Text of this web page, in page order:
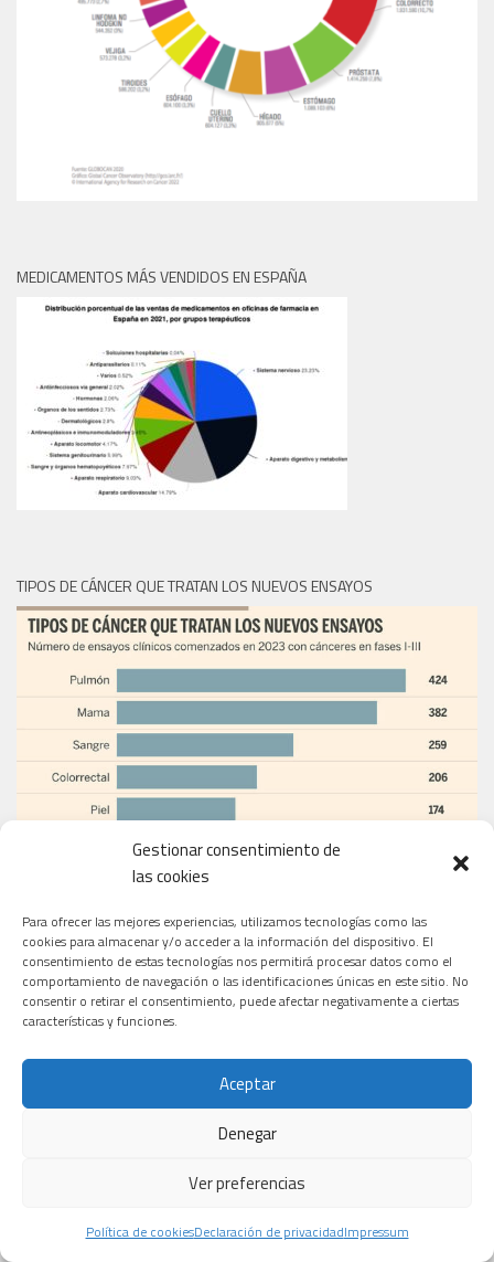
Gestionar consentimiento de
las cookies
Para ofrecer las mejores experiencias, utilizamos tecnologías como las
cookies para almacenar y/o acceder a la información del dispositivo. El
consentimiento de estas tecnologías nos permitirá procesar datos como el
comportamiento de navegación o las identificaciones únicas en este sitio. No
consentir o retirar el consentimiento, puede afectar negativamente a ciertas
características y funciones.
Aceptar
Denegar
Ver preferencias
Política de cookiesDeclaración de privacidadImpressum
MEDICAMENTOS MÁS VENDIDOS EN ESPAÑA
TIPOS DE CÁNCER QUE TRATAN LOS NUEVOS ENSAYOS